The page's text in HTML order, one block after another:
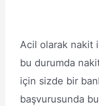
Acil olarak nakit
bu durumda nakit
için sizde bir
başvurusunda